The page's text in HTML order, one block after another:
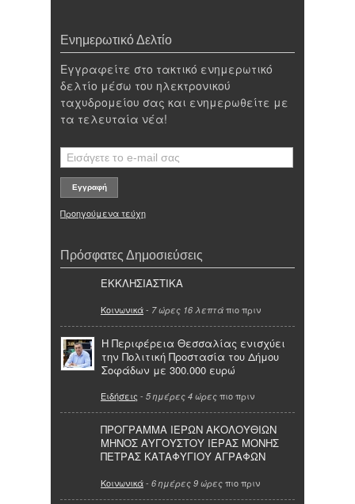
Ενημερωτικό Δελτίο
Εγγραφείτε στο τακτικό ενημερωτικό
δελτίο μέσω του ηλεκτρονικού
ταχυδρομείου σας και ενημερωθείτε με
τα τελευταία νέα!
Προηγούμενα τεύχη
Πρόσφατες Δημοσιεύσεις
ΕΚΚΛΗΣΙΑΣΤΙΚΑ
Κοινωνικά- 7 ώρες 16 λεπτά πιο πριν
Η Περιφέρεια Θεσσαλίας ενισχύει
την Πολιτική Προστασία του Δήμου
Σοφάδων με 300.000 ευρώ
Ειδήσεις - 5 ημέρες 4 ώρες πιο πριν
ΠΡΟΓΡΑΜΜΑ ΙΕΡΩΝ ΑΚΟΛΟΥΘΙΩΝ
ΜΗΝΟΣ ΑΥΓΟΥΣΤΟΥ ΙΕΡΑΣ ΜΟΝΗΣ
ΠΕΤΡΑΣ ΚΑΤΑΦΥΓΙΟΥ ΑΓΡΑΦΩΝ
Κοινωνικά- 6 ημέρες 9 ώρες πιο πριν